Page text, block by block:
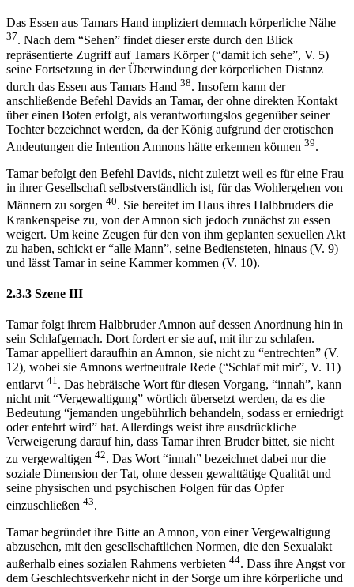
Das Essen aus Tamars Hand impliziert demnach körperliche Nähe
37. Nach dem “Sehen” findet dieser erste durch den Blick
repräsentierte Zugriff auf Tamars Körper (“damit ich sehe”, V. 5)
seine Fortsetzung in der Überwindung der körperlichen Distanz
durch das Essen aus Tamars Hand 38. Insofern kann der
anschließende Befehl Davids an Tamar, der ohne direkten Kontakt
über einen Boten erfolgt, als verantwortungslos gegenüber seiner
Tochter bezeichnet werden, da der König aufgrund der erotischen
Andeutungen die Intention Amnons hätte erkennen können 39.
Tamar befolgt den Befehl Davids, nicht zuletzt weil es für eine Frau
in ihrer Gesellschaft selbstverständlich ist, für das Wohlergehen von
Männern zu sorgen 40. Sie bereitet im Haus ihres Halbbruders die
Krankenspeise zu, von der Amnon sich jedoch zunächst zu essen
weigert. Um keine Zeugen für den von ihm geplanten sexuellen Akt
zu haben, schickt er “alle Mann”, seine Bediensteten, hinaus (V. 9)
und lässt Tamar in seine Kammer kommen (V. 10).
2.3.3 Szene III
Tamar folgt ihrem Halbbruder Amnon auf dessen Anordnung hin in
sein Schlafgemach. Dort fordert er sie auf, mit ihr zu schlafen.
Tamar appelliert daraufhin an Amnon, sie nicht zu “entrechten” (V.
12), wobei sie Amnons wertneutrale Rede (“Schlaf mit mir”, V. 11)
entlarvt 41. Das hebräische Wort für diesen Vorgang, “innah”, kann
nicht mit “Vergewaltigung” wörtlich übersetzt werden, da es die
Bedeutung “jemanden ungebührlich behandeln, sodass er erniedrigt
oder entehrt wird” hat. Allerdings weist ihre ausdrückliche
Verweigerung darauf hin, dass Tamar ihren Bruder bittet, sie nicht
zu vergewaltigen 42. Das Wort “innah” bezeichnet dabei nur die
soziale Dimension der Tat, ohne dessen gewalttätige Qualität und
seine physischen und psychischen Folgen für das Opfer
einzuschließen 43.
Tamar begründet ihre Bitte an Amnon, von einer Vergewaltigung
abzusehen, mit den gesellschaftlichen Normen, die den Sexualakt
außerhalb eines sozialen Rahmens verbieten 44. Dass ihre Angst vor
dem Geschlechtsverkehr nicht in der Sorge um ihre körperliche und